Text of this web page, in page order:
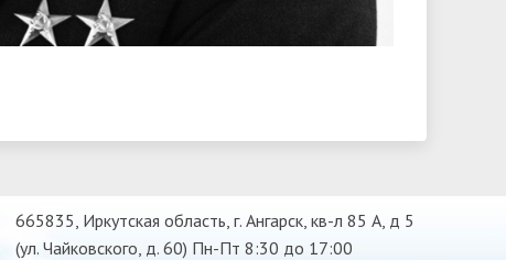
665835, Иркутская область, г. Ангарск, кв-л 85 А, д 5
(ул. Чайковского, д. 60) Пн-Пт 8:30 до 17:00